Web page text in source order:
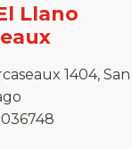
Llano
1404,